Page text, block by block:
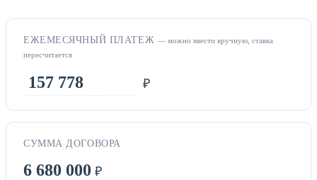
ЕЖЕМЕСЯЧНЫЙ ПЛАТЕЖ — можно ввести вручную, ставка
пересчитается
₽
СУММА ДОГОВОРА
6 680 000 ₽